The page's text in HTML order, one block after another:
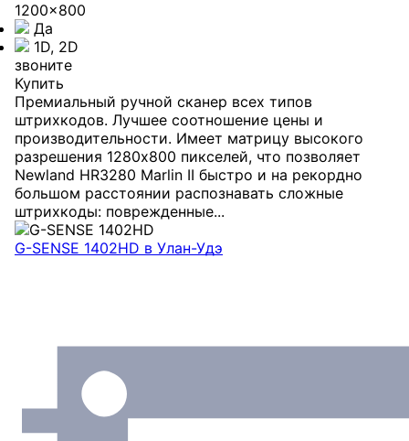
1200x800
Да
1D, 2D
звоните
Купить
Премиальный ручной сканер всех типов
штрихкодов. Лучшее соотношение цены и
производительности. Имеет матрицу высокого
разрешения 1280x800 пикселей, что позволяет
Newland HR3280 Marlin II быстро и на рекордно
большом расстоянии распознавать сложные
штрихкоды: поврежденные...
G-SENSE 1402HD в Улан-Удэ